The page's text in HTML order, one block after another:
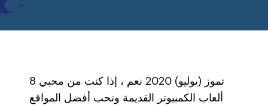
8 تموز (يوليو) 2020 نعم ، إذا كنت من محبي
ألعاب الكمبيوتر القديمة وتحب أفضل المواقع